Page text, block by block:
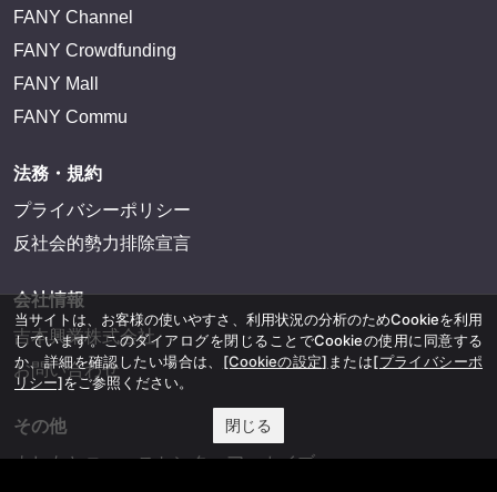
FANY Channel
FANY Crowdfunding
FANY Mall
FANY Commu
法務・規約
プライバシーポリシー
反社会的勢力排除宣言
会社情報
吉本興業株式会社
お問い合わせ
その他
よしもとニュースセンターアーカイブ
当サイトは、お客様の使いやすさ、利用状況の分析のためCookieを利用
しています。このダイアログを閉じることでCookieの使用に同意する
か、詳細を確認したい場合は、 [Cookieの設定] または[プライバシーポ
リシー]をご参照ください。
閉じる